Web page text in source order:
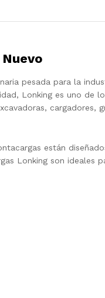
pesada para la
Lonking es uno de
cargadores,
están
Lonking son ideales